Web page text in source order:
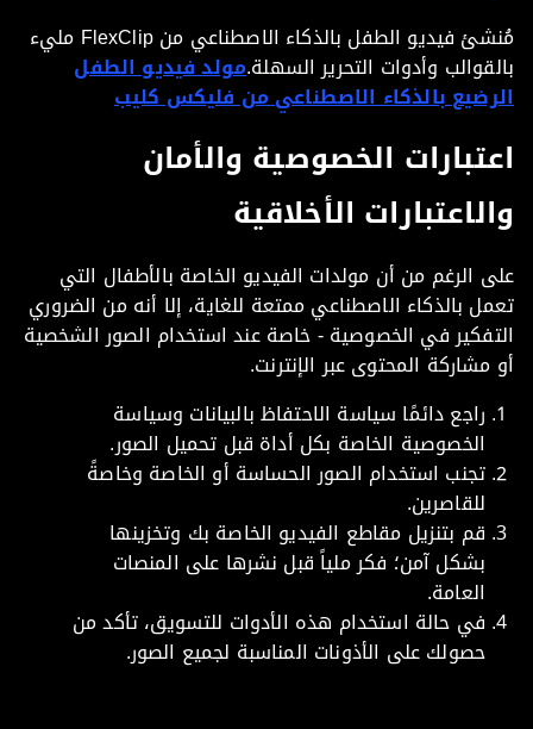
مُنشئ فيديو الطفل بالذكاء الاصطناعي من FlexClip مليء
وأدوات التحرير السهلة.مولد فيديو الطفل
بالذكاء الاصطناعي من فليكس كليب
الخصوصية والأمان
الأخلاقية
الرغم من أن مولدات الفيديو الخاصة بالأطفال التي
بالذكاء الاصطناعي ممتعة للغاية، إلا أنه من الضروري
في الخصوصية - خاصة عند استخدام الصور الشخصية
المحتوى عبر الإنترنت.
راجع دائمًا سياسة الاحتفاظ بالبيانات وسياسة
الخصوصية الخاصة بكل أداة قبل تحميل الصور.
تجنب استخدام الصور الحساسة أو الخاصة وخاصةً
للقاصرين.
قم بتنزيل مقاطع الفيديو الخاصة بك وتخزينها
بشكل آمن؛ فكر ملياً قبل نشرها على المنصات
العامة.
في حالة استخدام هذه الأدوات للتسويق، تأكد من
حصولك على الأذونات المناسبة لجميع الصور.